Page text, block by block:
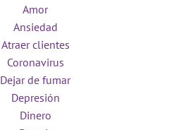
Amor
Ansiedad
Atraer clientes
Coronavirus
Dejar de fumar
Depresión
Dinero